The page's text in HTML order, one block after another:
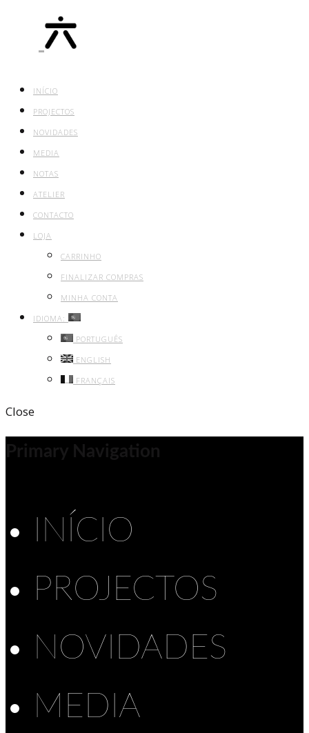
INÍCIO
PROJECTOS
NOVIDADES
MEDIA
NOTAS
ATELIER
CONTACTO
LOJA
CARRINHO
FINALIZAR COMPRAS
MINHA CONTA
IDIOMA:
PORTUGUÊS
ENGLISH
FRANÇAIS
Close
INÍCIO
PROJECTOS
NOVIDADES
MEDIA